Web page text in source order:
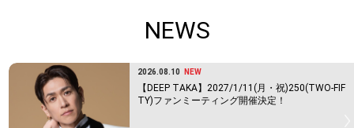
NEWS
2026.08.10 NEW
【DEEP TAKA】2027/1/11(月・祝)250(TWO-FIF
TY)ファンミーティング開催決定！